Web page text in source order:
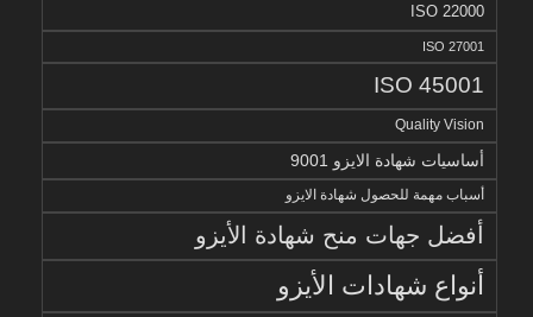
ISO 22000
ISO 27001
ISO 45001
Quality Vision
أساسيات شهادة الايزو 9001
أسباب مهمة للحصول شهادة الايزو
أفضل جهات منح شهادة الأيزو
أنواع شهادات الأيزو